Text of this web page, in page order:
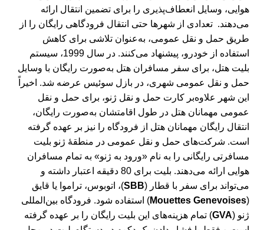
هوایی، وسایل انعطاف‌پذیری را برای تضمین انتقال ارائه
می‌دهند. تعدادی از شهرها حتی انتقال فرودگاهی رایگان را از
طریق حمل و نقل عمومی، به‌عنوان تلاشی برای کاهش
استفاده از خودرو، پیشنهاد می‌کنند. در سال 1999، سیستم
بلیت هتل، برای سفر مسافران هتل به‌صورت رایگان با وسایل
حمل و نقل عمومی شهری، در بازل سوئیس عرضه شد. اخیراً
این شهر علاوه‌بر کارت حمل و نقل ژنو، برای حمل و نقل
عمومی مهمانان هتل در طول اقامتشان به‌صورت رایگان،
انتقال رایگان مهمانان هتل از فرودگاه را نیز بر عهده گرفته
است. شرکت‌های حمل و نقل عمومی در منطقۀ ژنو بلیت
مسافرتی رایگانی را به نام «ورود به ژنو» به تمام مسافران
هوایی ارائه می‌دهند. بلیت برای 80 دقیقه اعتبار داشته و
می‌تواند برای سفر با قطار (SBB)، اتوبوس، تراموا یا قایق
(
Mouettes Genevoises) استفاده شود. فرودگاه بین‌المللی
ژنو (GVA) تمام هزینه‌های این بلیت رایگان را بر عهده گرفته